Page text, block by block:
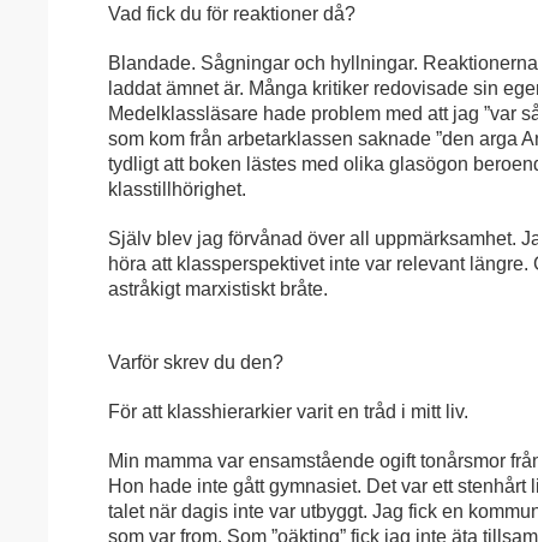
Vad fick du för reaktioner då?
Blandade. Sågningar och hyllningar.
laddat ämnet är. Många kritiker redovisade sin
Medelklassläsare hade problem med att jag ”var
som kom från arbetarklassen saknade ”den arga
tydligt att boken lästes med olika glasögon
klasstillhörighet.
Själv blev jag förvånad över all uppmärksamhet.
höra att klassperspektivet inte var relevant längre.
astråkigt marxistiskt bråte.
Varför skrev du den?
För att klasshierarkier varit en tråd i mitt liv.
Min mamma var ensamstående ogift tonårsmor
Hon hade inte gått gymnasiet. Det var ett stenhårt
talet när dagis inte var utbyggt. Jag fick en
som var from. Som ”oäkting” fick jag inte äta